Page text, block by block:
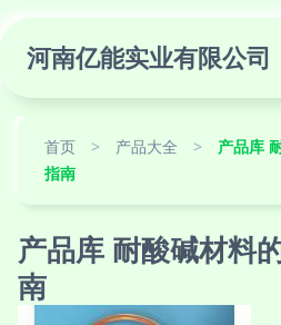
河南亿能实业有限公司
首页 > 产品大全 >
产品库
指南
产品库 耐酸碱材料
南